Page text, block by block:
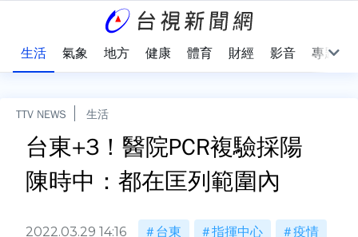
生活 氣象 地方 健康 體育 財經 影音 專題
TTV NEWS 生活
台東+3！醫院PCR複驗採陽
陳時中：都在匡列範圍內
2022.03.29 14:16 台東 指揮中心 疫情